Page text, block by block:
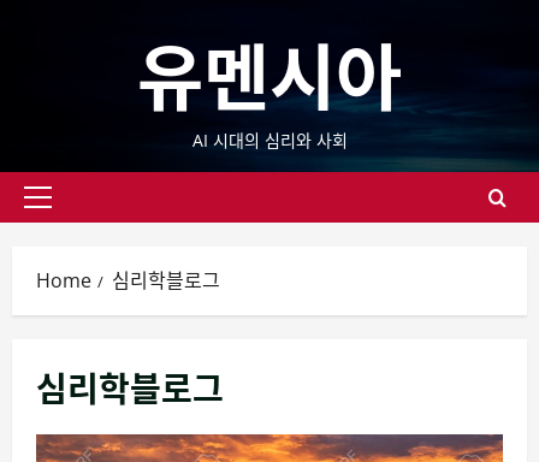
유멘시아
AI 시대의 심리와 사회
Primary
Home 심리학블로그
심리학블로그